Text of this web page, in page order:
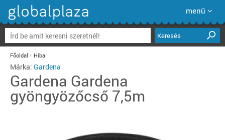
menü
Keresés
Főoldal Hiba
Márka: Gardena
Gardena Gardena
gyöngyözőcső 7,5m